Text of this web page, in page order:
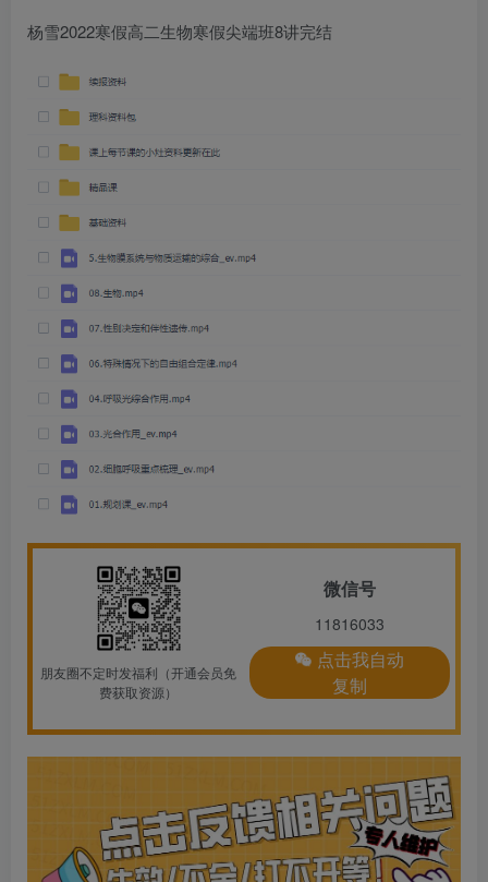
杨雪2022寒假高二生物寒假尖端班8讲完结
朋友圈不定时发福利（开通会员免
费获取资源）
微信号
11816033
点击我自动
复制